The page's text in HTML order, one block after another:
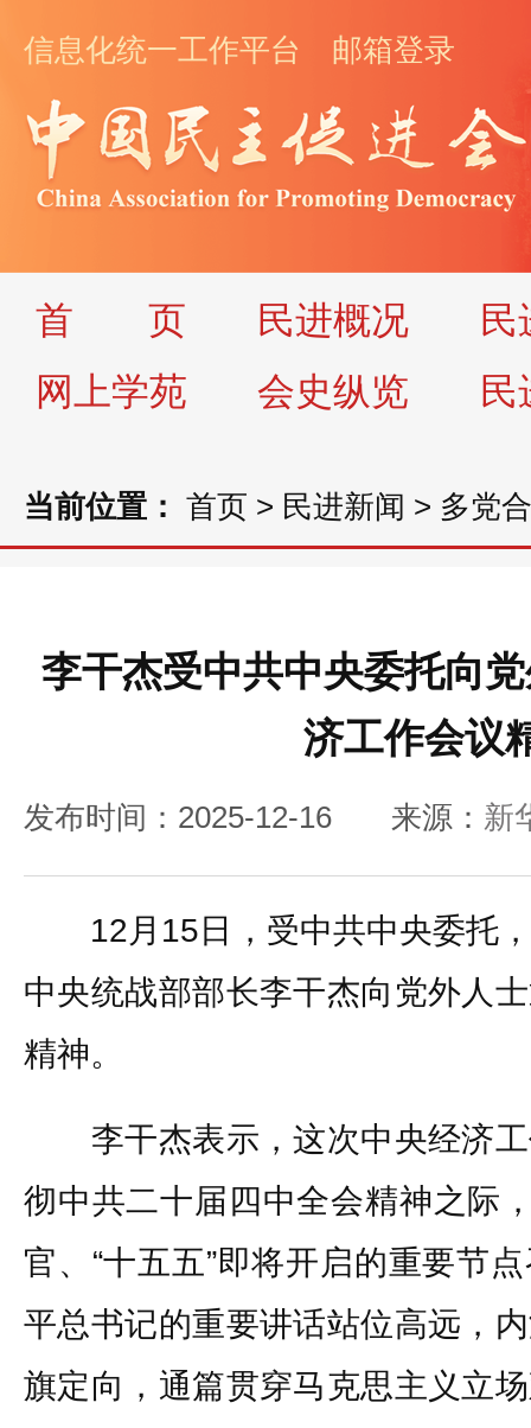
信息化统一工作平台 邮箱登录
首 页 民进概况
民
网上学苑
会史纵览 民
当前位置： 首页 > 民进新闻 > 多党
李干杰受中共中央委托向
济工作会议
发布时间：2025-12-16 来源： 新
12月15日，受中共中央委托，
中央统战部部长李干杰向党外人
精神。
李干杰表示，这次中央经济工
彻中共二十届四中全会精神之际
官、“十五五”即将开启的重要节
平总书记的重要讲话站位高远，
旗定向，通篇贯穿马克思主义立